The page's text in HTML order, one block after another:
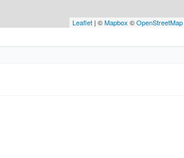
Leaflet | ©Mapbox ©OpenStreetMap